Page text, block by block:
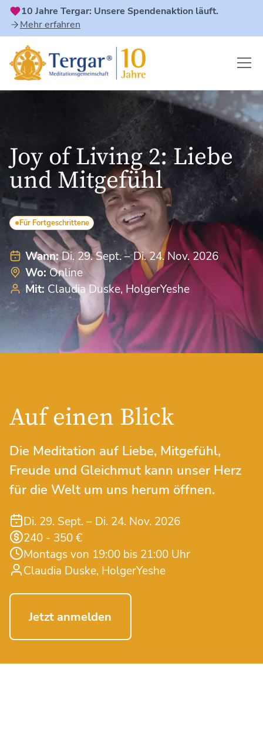
10 Jahre Tergar: Unsere Spendenaktion läuft.
Mehr erfahren
Joy of Living 2: Liebe
und Mitgefühl
Für Fortgeschrittene
Wann:Di. 29. Sept. – Di. 24. Nov. 2026
Wo:Online
Mit: Claudia Duske HolgerYeshe
Auf einen Blick
Die Meditation auf Liebe, Mitgefühl,
Freude und Gleichmut kann unser Herz
für die Welt um uns herum öffnen.
Di. 29. Sept. – Di. 24. Nov. 2026
240 - 350 €
Montags von 19:00 bis 21:00 Uhr
Claudia Duske HolgerYeshe
Jetzt anmelden